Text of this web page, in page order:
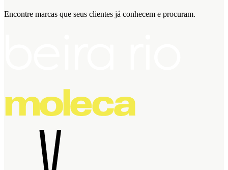
Encontre marcas que seus clientes já conhecem e procuram.